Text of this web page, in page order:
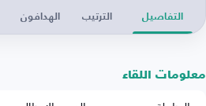
التفاصيل الترتيب الهدافون
معلومات اللقاء